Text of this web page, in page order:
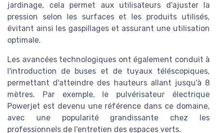
jardinage, cela permet aux utilisateurs d'ajuster la
pression selon les surfaces et les produits utilisés,
évitant ainsi les gaspillages et assurant une utilisation
optimale.
Les avancées technologiques ont également conduit à
l'introduction de buses et de tuyaux téléscopiques,
permettant d'atteindre des hauteurs allant jusqu'à 8
mètres. Par exemple, le pulvérisateur électrique
Powerjet est devenu une référence dans ce domaine,
avec une popularité grandissante chez les
professionnels de l'entretien des espaces verts.